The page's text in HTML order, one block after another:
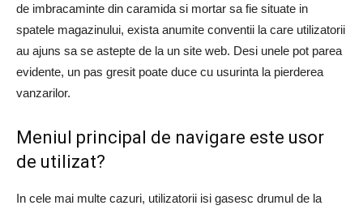
de imbracaminte din caramida si mortar sa fie situate in
spatele magazinului, exista anumite conventii la care utilizatorii
au ajuns sa se astepte de la un site web. Desi unele pot parea
evidente, un pas gresit poate duce cu usurinta la pierderea
vanzarilor.
Meniul principal de navigare este usor
de utilizat?
In cele mai multe cazuri, utilizatorii isi gasesc drumul de la